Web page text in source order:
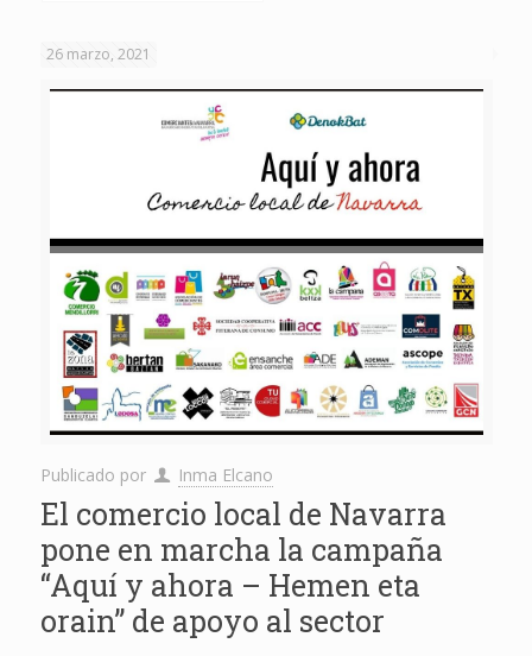
26 marzo, 2021
Publicado por Inma Elcano
El comercio local de Navarra
pone en marcha la campaña
“Aquí y ahora – Hemen eta
orain” de apoyo al sector